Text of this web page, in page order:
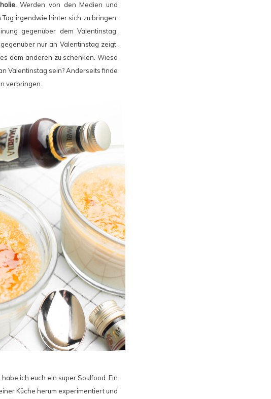
Werden von den Medien und
irgendwie hinter sich zu bringen.
gegenüber dem Valentinstag.
nur an Valentinstag zeigt.
dem anderen zu schenken. Wieso
Valentinstag sein? Anderseits finde
verbringen.
ich euch ein super Soulfood. Ein
Küche herum experimentiert und